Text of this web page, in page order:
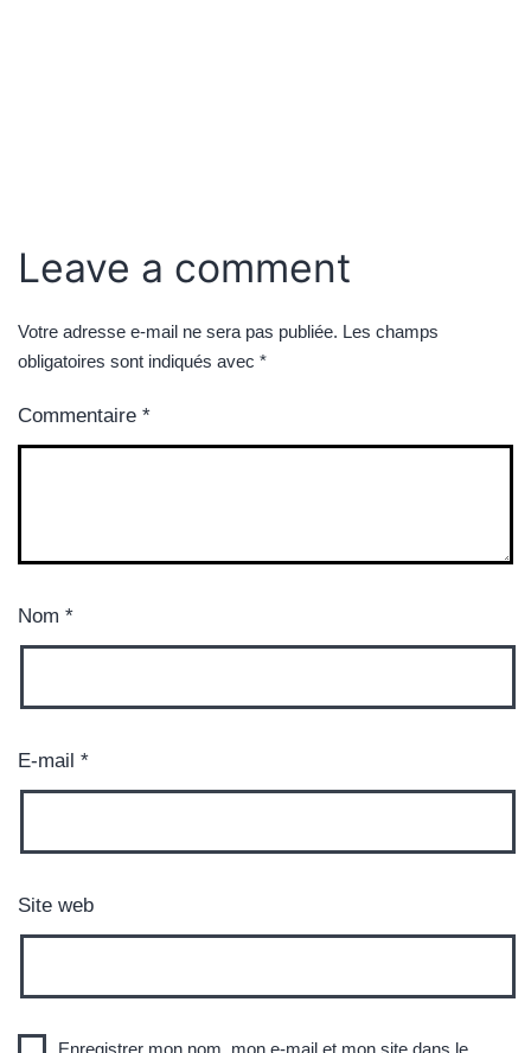
Leave a comment
Votre adresse e-mail ne sera pas publiée. Les champs
obligatoires sont indiqués avec *
Commentaire *
Nom *
E-mail *
Site web
Enregistrer mon nom, mon e-mail et mon site dans le